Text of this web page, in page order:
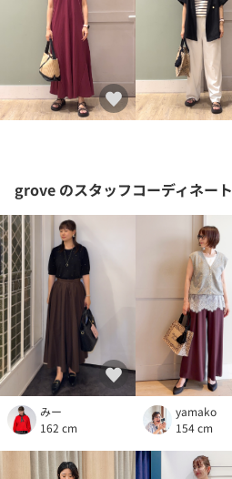
grove のスタッフコーディネート
みー
162 cm
yamako
154 cm